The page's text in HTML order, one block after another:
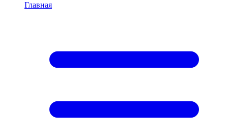
Главная